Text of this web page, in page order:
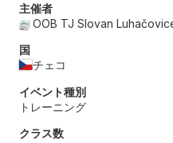
主催者
OOB TJ Slovan
国
チェコ
イベント種別
トレーニング
クラス数